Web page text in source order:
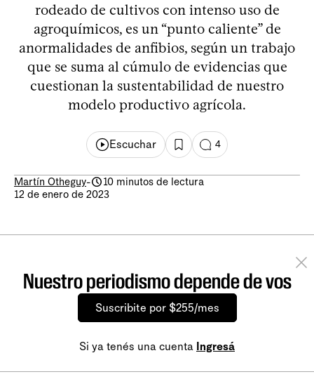
rodeado de cultivos con intenso uso de
agroquímicos, es un “punto caliente” de
anormalidades de anfibios, según un trabajo
que se suma al cúmulo de evidencias que
cuestionan la sustentabilidad de nuestro
modelo productivo agrícola.
Escuchar 4
Martín Otheguy-
10 minutos de lectura
12 de enero de 2023
Nuestro periodismo depende de vos
Suscribite por $255/mes
Si ya tenés una cuenta Ingresá